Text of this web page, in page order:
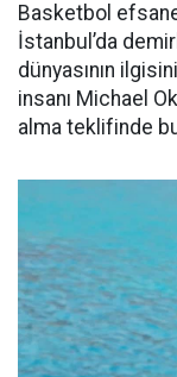
Basketbol
İstanbul’da
dünyasının
insanı Michael
alma teklifinde